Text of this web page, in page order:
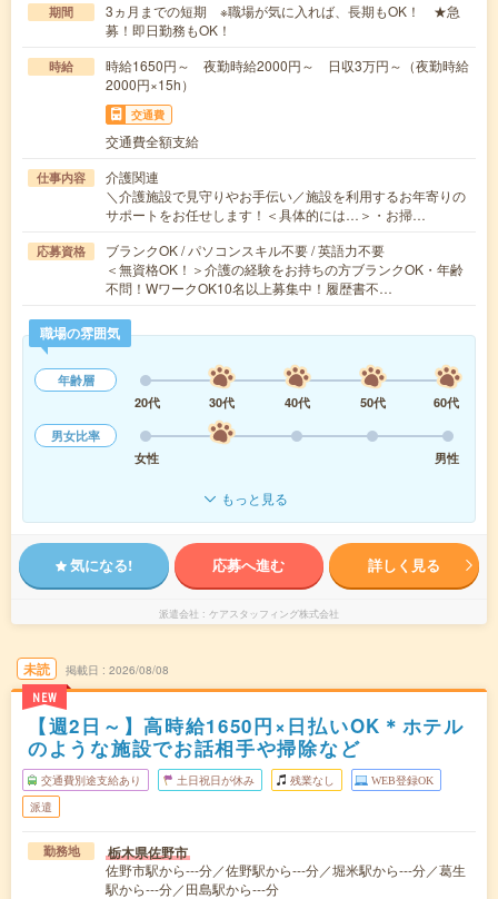
期間
3ヵ月までの短期 ※職場が気に入れば、長期もOK！ ★急
募！即日勤務もOK！
時給
時給1650円～ 夜勤時給2000円～ 日収3万円～（夜勤時給
2000円×15h）
交通費
交通費全額支給
仕事内容
介護関連
＼介護施設で見守りやお手伝い／施設を利用するお年寄りの
サポートをお任せします！＜具体的には…＞・お掃…
応募資格
ブランクOK / パソコンスキル不要 / 英語力不要
＜無資格OK！＞介護の経験をお持ちの方ブランクOK・年齢
不問！WワークOK10名以上募集中！履歴書不…
職場の雰囲気
年齢層
20代
30代 40代 50代
60代
男女比率
女性
男性
もっと見る
気になる! 応募へ進む 詳しく見る
派遣会社 ケアスタッフィング株式会社
未読
NEW
掲載日 2026/08/08
【週2日～】高時給1650円×日払いOK＊ホテル
のような施設でお話相手や掃除など
交通費別途支給あり 土日祝日が休み 残業なし WEB登録OK
派遣
勤務地 栃木県佐野市
佐野市駅から---分／佐野駅から---分／堀米駅から---分／葛生
駅から---分／田島駅から---分